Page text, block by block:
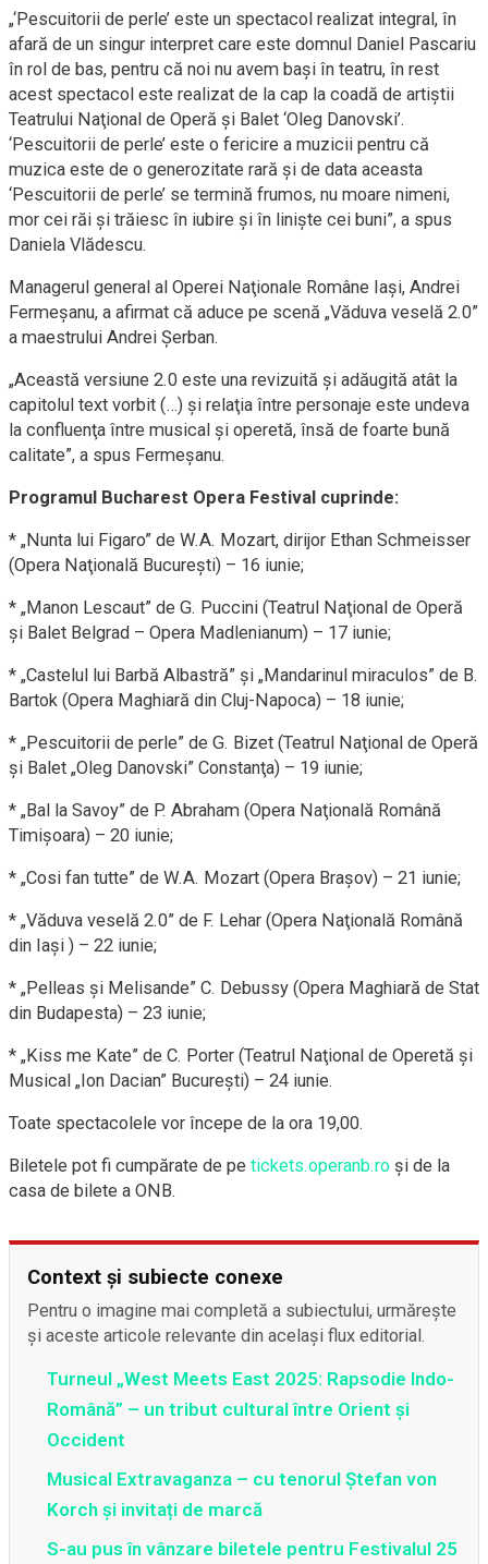
„‘Pescuitorii de perle’ este un spectacol realizat integral, în
afară de un singur interpret care este domnul Daniel Pascariu
în rol de bas, pentru că noi nu avem başi în teatru, în rest
acest spectacol este realizat de la cap la coadă de artiştii
Teatrului Naţional de Operă şi Balet ‘Oleg Danovski’.
‘Pescuitorii de perle’ este o fericire a muzicii pentru că
muzica este de o generozitate rară şi de data aceasta
‘Pescuitorii de perle’ se termină frumos, nu moare nimeni,
mor cei răi şi trăiesc în iubire şi în linişte cei buni”, a spus
Daniela Vlădescu.
Managerul general al Operei Naţionale Române Iaşi, Andrei
Fermeşanu, a afirmat că aduce pe scenă „Văduva veselă 2.0”
a maestrului Andrei Şerban.
„Această versiune 2.0 este una revizuită şi adăugită atât la
capitolul text vorbit (…) şi relaţia între personaje este undeva
la confluenţa între musical şi operetă, însă de foarte bună
calitate”, a spus Fermeşanu.
Programul Bucharest Opera Festival cuprinde:
* „Nunta lui Figaro” de W.A. Mozart, dirijor Ethan Schmeisser
(Opera Naţională Bucureşti) – 16 iunie;
* „Manon Lescaut” de G. Puccini (Teatrul Naţional de Operă
şi Balet Belgrad – Opera Madlenianum) – 17 iunie;
* „Castelul lui Barbă Albastră” şi „Mandarinul miraculos” de B.
Bartok (Opera Maghiară din Cluj-Napoca) – 18 iunie;
* „Pescuitorii de perle” de G. Bizet (Teatrul Naţional de Operă
şi Balet „Oleg Danovski” Constanţa) – 19 iunie;
* „Bal la Savoy” de P. Abraham (Opera Naţională Română
Timişoara) – 20 iunie;
* „Cosi fan tutte” de W.A. Mozart (Opera Braşov) – 21 iunie;
* „Văduva veselă 2.0” de F. Lehar (Opera Naţională Română
din Iaşi ) – 22 iunie;
* „Pelleas şi Melisande” C. Debussy (Opera Maghiară de Stat
din Budapesta) – 23 iunie;
* „Kiss me Kate” de C. Porter (Teatrul Naţional de Operetă şi
Musical „Ion Dacian” Bucureşti) – 24 iunie.
Toate spectacolele vor începe de la ora 19,00.
Biletele pot fi cumpărate de pe tickets.operanb.ro şi de la
casa de bilete a ONB.
Context și subiecte conexe
Pentru o imagine mai completă a subiectului, urmărește
și aceste articole relevante din același flux editorial.
Turneul „West Meets East 2025: Rapsodie Indo-
Română” – un tribut cultural între Orient și
Occident
Musical Extravaganza – cu tenorul Ștefan von
Korch și invitați de marcă
S-au pus în vânzare biletele pentru Festivalul 25